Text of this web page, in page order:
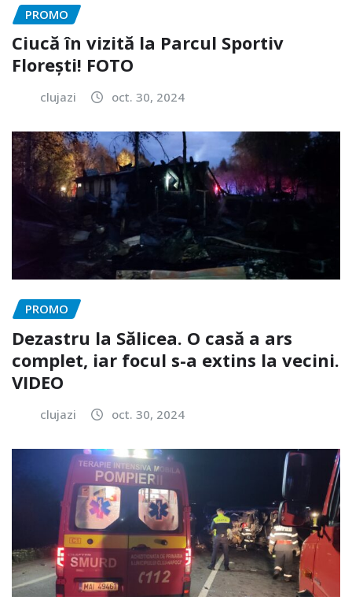
PROMO
Ciucă în vizită la Parcul Sportiv
Florești! FOTO
clujazi oct. 30, 2024
PROMO
Dezastru la Sălicea. O casă a ars
complet, iar focul s-a extins la vecini.
VIDEO
clujazi oct. 30, 2024